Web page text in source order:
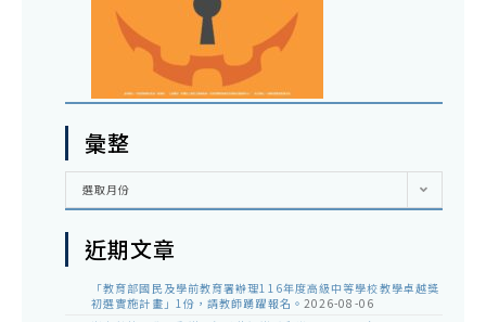
彙整
彙
選取月份
近期文章
「教育部國民及學前教育署辦理116年度高級中等學校教學卓越獎
初選實施計畫」1份，請教師踴躍報名。 2026-08-06